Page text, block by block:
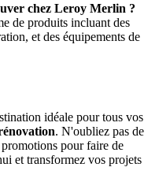
chez Leroy Merlin ?
de produits incluant des
et des équipements de
idéale pour tous vos
. N'oubliez pas de
pour faire de
et transformez vos projets